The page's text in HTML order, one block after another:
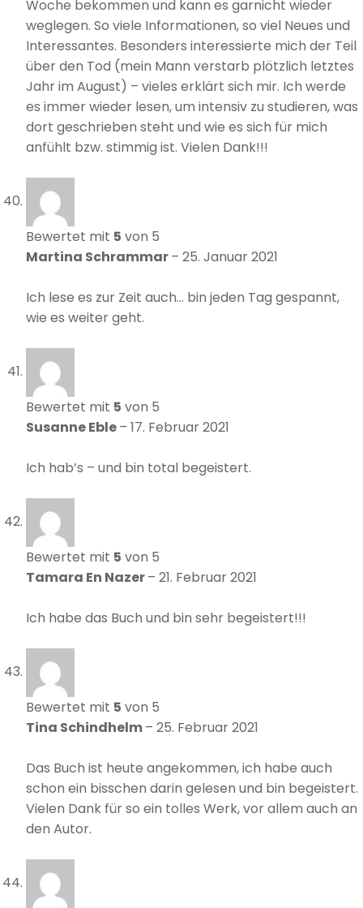
Woche bekommen und kann es garnicht wieder
weglegen. So viele Informationen, so viel Neues und
Interessantes. Besonders interessierte mich der Teil
über den Tod (mein Mann verstarb plötzlich letztes
Jahr im August) – vieles erklärt sich mir. Ich werde
es immer wieder lesen, um intensiv zu studieren, was
dort geschrieben steht und wie es sich für mich
anfühlt bzw. stimmig ist. Vielen Dank!!!
Bewertet mit 5 von 5
Martina Schrammar– 25. Januar 2021
Ich lese es zur Zeit auch… bin jeden Tag gespannt,
wie es weiter geht.
Bewertet mit 5 von 5
Susanne Eble– 17. Februar 2021
Ich hab’s – und bin total begeistert.
Bewertet mit 5 von 5
Tamara En Nazer– 21. Februar 2021
Ich habe das Buch und bin sehr begeistert!!!
Bewertet mit 5 von 5
Tina Schindhelm– 25. Februar 2021
Das Buch ist heute angekommen, ich habe auch
schon ein bisschen darin gelesen und bin begeistert.
Vielen Dank für so ein tolles Werk, vor allem auch an
den Autor.